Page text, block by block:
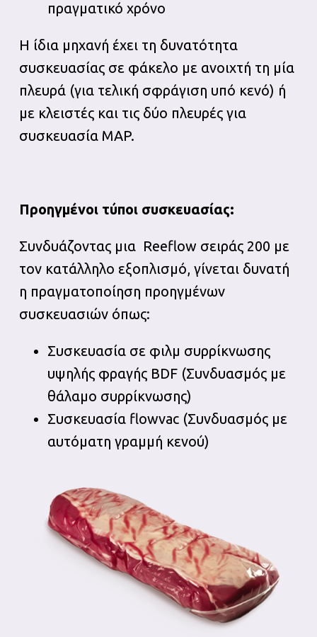
πραγματικό χρόνο
Η ίδια μηχανή έχει τη δυνατότητα
συσκευασίας σε φάκελο με ανοιχτή τη μία
πλευρά (για τελική σφράγιση υπό κενό) ή
με κλειστές και τις δύο πλευρές για
συσκευασία MAP.
Προηγμένοι τύποι συσκευασίας:
Συνδυάζοντας μια Reeflow σειράς 200 με
τον κατάλληλο εξοπλισμό, γίνεται δυνατή
η πραγματοποίηση προηγμένων
συσκευασιών όπως:
Συσκευασία σε φιλμ συρρίκνωσης
υψηλής φραγής BDF (Συνδυασμός με
θάλαμο συρρίκνωσης)
Συσκευασία flowvac (Συνδυασμός με
αυτόματη γραμμή κενού)